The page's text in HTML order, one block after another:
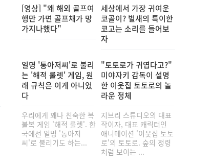
[영상] "왜 해외 골프여
행만 가면 골프채가 망
가지나했다"
세상에서 가장 귀여운
코골이? 벌새의 특이한
코고는 소리를 들어보
자
일명 '통아저씨'로 불리
는 '해적 룰렛' 게임, 원
래 규칙은 이게 아니었
다
우리에게 꽤나 친숙한 복
불복 게임 '해적 룰렛'. 한
국에선 일명 '통아저
씨'로 불리기도 하는...
"토토로가 귀엽다고?"
미야자키 감독이 설명
한 이웃집 토토로의 놀
라운 정체
지브리 스튜디오의 대표
작이자, 대표 캐릭터인
애니메이션 '이웃집 토토
로'의 토토로. 숲의 정령
처럼 보이는 ...